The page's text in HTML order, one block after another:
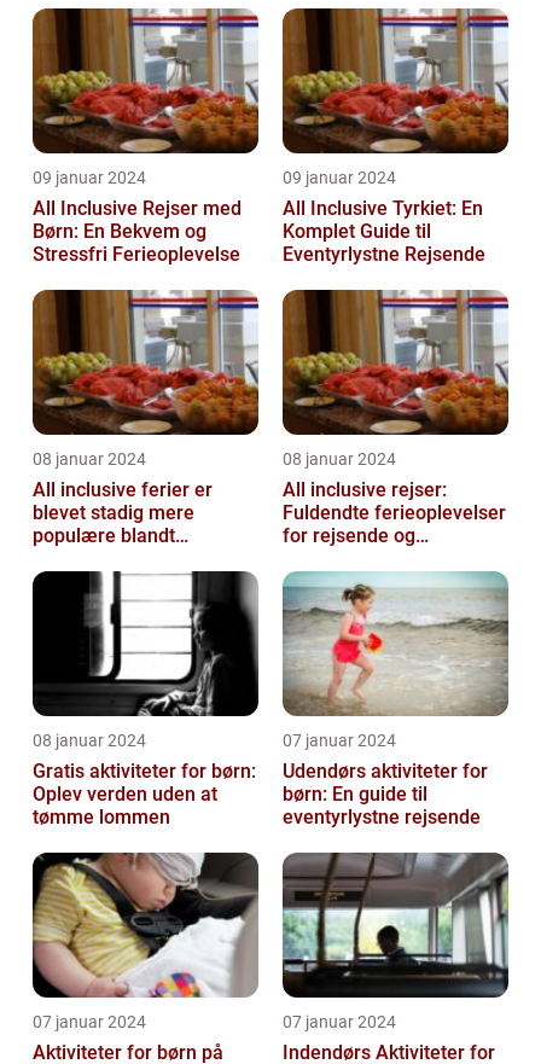
fer...
09 januar 2024
All Inclusive Rejser med
Børn: En Bekvem og
Stressfri Ferieoplevelse
09 januar 2024
All Inclusive Tyrkiet: En
Komplet Guide til
Eventyrlystne Rejsende
08 januar 2024
All inclusive ferier er
blevet stadig mere
populære blandt
nyde en bekymring...
08 januar 2024
All inclusive rejser:
Fuldendte ferieoplevelser
for rejsende og
08 januar 2024
Gratis aktiviteter for børn:
Oplev verden uden at
tømme lommen
07 januar 2024
Udendørs aktiviteter for
børn: En guide til
eventyrlystne rejsende
07 januar 2024
Aktiviteter for børn på
07 januar 2024
Indendørs Aktiviteter for